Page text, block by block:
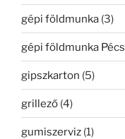
gépi földmunka (3)
gépi földmunka Pécs
gipszkarton (5)
grillező (4)
gumiszerviz (1)